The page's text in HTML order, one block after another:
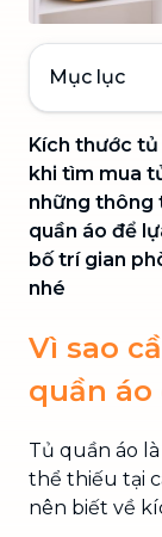
Mục lục
Kích thước
khi tìm mua
những thông
quần áo để
bố trí gian
nhé
Vì sao
quần áo
Tủ quần áo
thể thiếu tại
nên biết về